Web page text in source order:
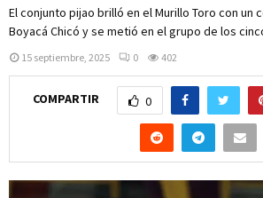
El conjunto pijao brilló en el Murillo Toro con un
Boyacá Chicó y se metió en el grupo de los
15 septiembre, 2025 0 402
COMPARTIR 0